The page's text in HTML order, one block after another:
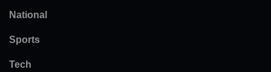
National
Sports
Tech